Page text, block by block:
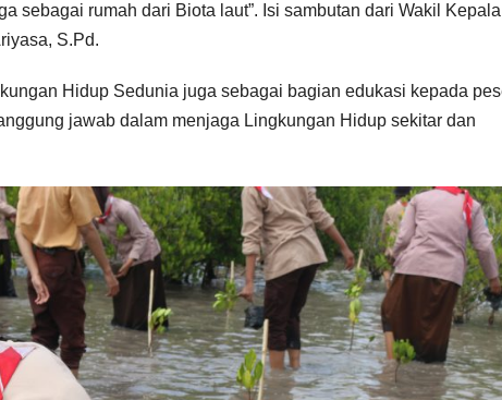
sebagai rumah dari Biota laut”. Isi sambutan dari Wakil Kepala
S.Pd.
Hidup Sedunia juga sebagai bagian edukasi kepada
jawab dalam menjaga Lingkungan Hidup sekitar dan